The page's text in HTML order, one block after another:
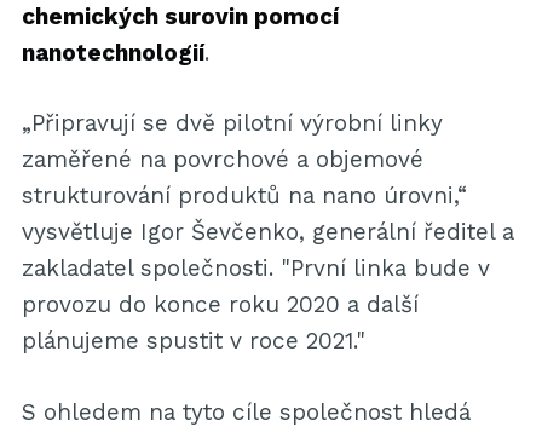
chemických surovin pomocí
nanotechnologií.
„Připravují se dvě pilotní výrobní linky
zaměřené na povrchové a objemové
strukturování produktů na nano úrovni,“
vysvětluje Igor Ševčenko, generální ředitel a
zakladatel společnosti. "První linka bude v
provozu do konce roku 2020 a další
plánujeme spustit v roce 2021."
S ohledem na tyto cíle společnost hledá